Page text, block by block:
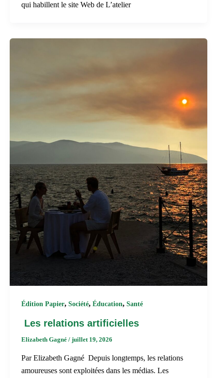
qui habillent le site Web de L’atelier
Édition Papier, Société, Éducation, Santé
Les relations artificielles
Elizabeth Gagné / juillet 19, 2026
Par Elizabeth Gagné Depuis longtemps, les relations
amoureuses sont exploitées dans les médias. Les